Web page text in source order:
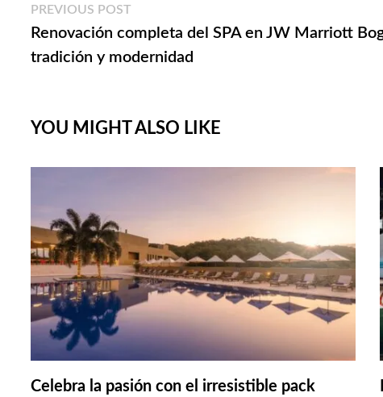
Navegación
de
PREVIOUS POST
post:
Renovación completa del SPA en JW Marriott
tradición y modernidad
YOU MIGHT ALSO LIKE
Celebra la pasión con el irresistible pack